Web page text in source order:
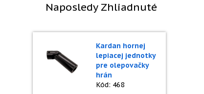
Naposledy Zhliadnuté
Kardan hornej
lepiacej jednotky
pre olepovačky
hrán
Kód: 468